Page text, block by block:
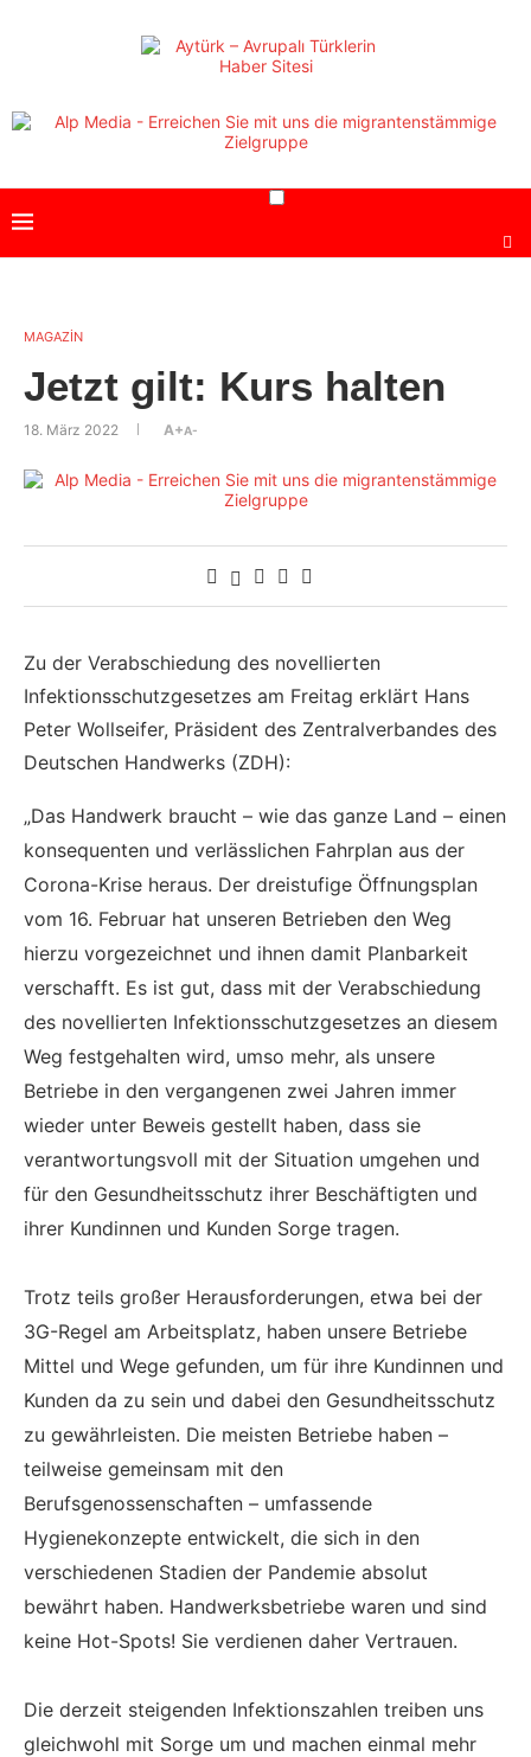
MAGAZİN
Jetzt gilt: Kurs halten
18. März 2022 A+A-
Zu der Verabschiedung des novellierten
Infektionsschutzgesetzes am Freitag erklärt Hans
Peter Wollseifer, Präsident des Zentralverbandes des
Deutschen Handwerks (ZDH):
„Das Handwerk braucht – wie das ganze Land – einen
konsequenten und verlässlichen Fahrplan aus der
Corona-Krise heraus. Der dreistufige Öffnungsplan
vom 16. Februar hat unseren Betrieben den Weg
hierzu vorgezeichnet und ihnen damit Planbarkeit
verschafft. Es ist gut, dass mit der Verabschiedung
des novellierten Infektionsschutzgesetzes an diesem
Weg festgehalten wird, umso mehr, als unsere
Betriebe in den vergangenen zwei Jahren immer
wieder unter Beweis gestellt haben, dass sie
verantwortungsvoll mit der Situation umgehen und
für den Gesundheitsschutz ihrer Beschäftigten und
ihrer Kundinnen und Kunden Sorge tragen.
Trotz teils großer Herausforderungen, etwa bei der
3G-Regel am Arbeitsplatz, haben unsere Betriebe
Mittel und Wege gefunden, um für ihre Kundinnen und
Kunden da zu sein und dabei den Gesundheitsschutz
zu gewährleisten. Die meisten Betriebe haben –
teilweise gemeinsam mit den
Berufsgenossenschaften – umfassende
Hygienekonzepte entwickelt, die sich in den
verschiedenen Stadien der Pandemie absolut
bewährt haben. Handwerksbetriebe waren und sind
keine Hot-Spots! Sie verdienen daher Vertrauen.
Die derzeit steigenden Infektionszahlen treiben uns
gleichwohl mit Sorge um und machen einmal mehr